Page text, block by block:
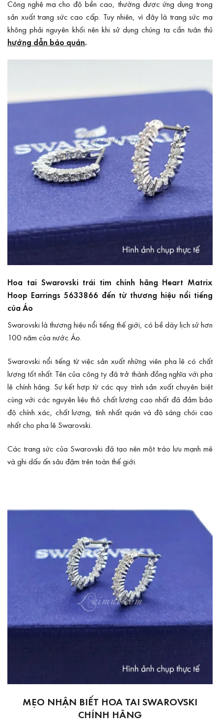
Công nghệ mạ cho độ bền cao, thường được ứng dụng trong
sản xuất trang sức cao cấp. Tuy nhiên, vì đây là trang sức mạ
không phải nguyên khối nên khi sử dụng chúng ta cần tuân thủ
hướng dẫn bảo quản.
Hoa tai Swarovski trái tim chính hãng Heart Matrix
Hoop Earrings 5633866 đến từ thương hiệu nổi tiếng
của Áo
Swarovski là thương hiệu nổi tiếng thế giới, có bề dày lịch sử hơn
100 năm của nước Áo.
Swarovski nổi tiếng từ việc sản xuất những viên pha lê có chất
lượng tốt nhất. Tên của công ty đã trở thành đồng nghĩa với pha
lê chính hãng. Sự kết hợp từ các quy trình sản xuất chuyên biệt
cùng với các nguyên liệu thô chất lượng cao nhất đã đảm bảo
độ chính xác, chất lượng, tính nhất quán và độ sáng chói cao
nhất cho pha lê Swarovski.
Các trang sức của Swarovski đã tạo nên một trào lưu mạnh mẽ
và ghi dấu ấn sâu đậm trên toàn thế giới.
MẸO NHẬN BIẾT HOA TAI SWAROVSKI
CHÍNH HÃNG